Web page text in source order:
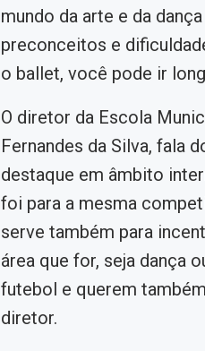
mundo da arte e da
preconceitos e
o ballet, você pode ir
O diretor da Escola
Fernandes da Silva, fala
destaque em âmbito
foi para a mesma
serve também para
área que for, seja dança
futebol e querem
diretor.